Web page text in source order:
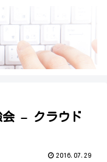
会 – クラウド
2016.07.29